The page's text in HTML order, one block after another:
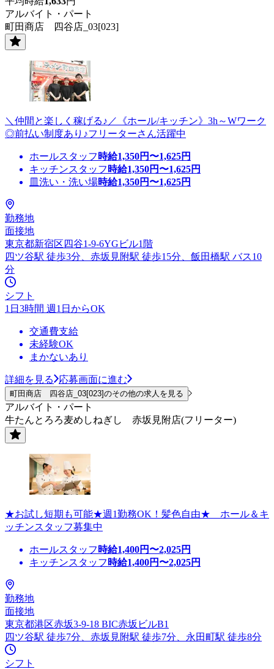
アルバイト・パート
町田商店 四谷店_03[023]
＼仲間と楽しく稼げる♪／《ホール/キッチン》3h～Wワーク
◎前払い制度あり♪フリーターさん活躍中
ホールスタッフ 時給1,350円〜1,625円
キッチンスタッフ 時給1,350円〜1,625円
皿洗い・洗い場時給1,350円〜1,625円
勤務地
面接地
東京都新宿区四谷1-9-6YGビル1階
四ツ谷駅 徒歩3分、赤坂見附駅 徒歩15分、飯田橋駅 バス10
分
シフト
1日3時間 週1日からOK
交通費支給
未経験OK
まかないあり
詳細を見る 応募画面に進む
町田商店 四谷店_03[023]のその他の求人を見る
アルバイト・パート
牛たんとろろ麦めしねぎし 赤坂見附店(フリーター)
★お試し短期も可能★週1勤務OK！髪色自由★ ホール＆キ
ッチンスタッフ募集中
ホールスタッフ 時給1,400円〜2,025円
キッチンスタッフ 時給1,400円〜2,025円
勤務地
面接地
東京都港区赤坂3-9-18 BIC赤坂ビルB1
四ツ谷駅 徒歩7分、赤坂見附駅 徒歩7分、永田町駅 徒歩8分
シフト